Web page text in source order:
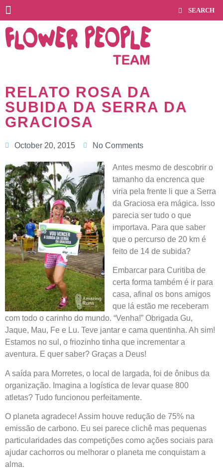
RELATO ROSA DA
SUBIDA DA SERRA DA
GRACIOSA
October 20, 2015 No Comments
Antes mesmo de descobrir o
tamanho da encrenca que
viria pela frente li que a Serra
da Graciosa era mágica. Isso
parecia ser tudo o que
importava. Para que saber
que o percurso de 20 km é
feito de 14 de subida?
Embarcar para Curitiba de
certa forma também é ir para
casa, afinal os bons amigos
que lá estão me receberam
com todo o carinho do mundo. “Venha!” Obrigada Gu,
Jaque, Mau, Fe e Lu. Teve jantar e cama quentinha. Ah sim!
Estamos no sul, o friozinho tinha que incrementar a
aventura. E quer saber? Graças a Deus!
A saída para Morretes, o local de largada, foi de ônibus da
organização. Imagina a logística de levar quase 800
atletas? Tudo funcionou perfeitamente.
O planeta agradece! Assim houve redução de 75% na
emissão de carbono. Eu sei parece clichê mas pequenas
particularidades das competições como ações sociais para
ajudar cachorros ou melhorar o planeta me conquistam a
alma.